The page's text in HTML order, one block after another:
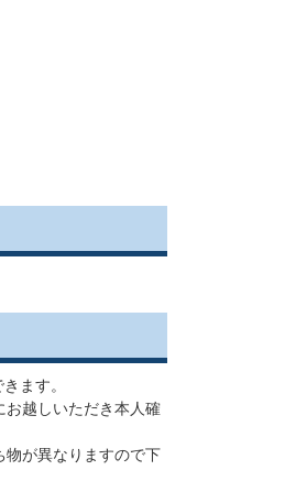
ます。
お越しいただき本人確
物が異なりますので下